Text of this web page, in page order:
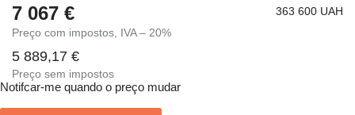
7 067 €
Preço com impostos, IVA – 20%
363 600 UAH
5 889,17 €
Preço sem impostos
Notifcar-me quando o preço mudar